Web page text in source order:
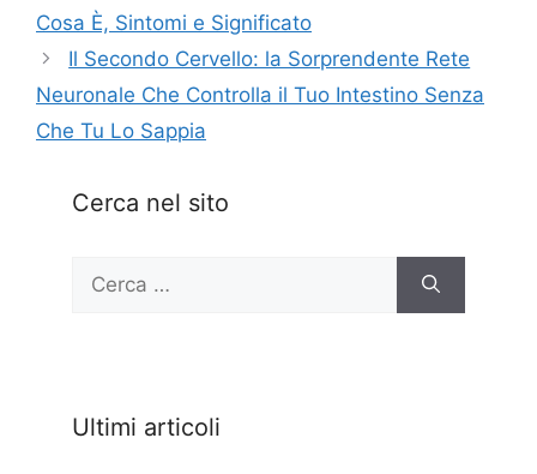
Cosa È, Sintomi e Significato
Il Secondo Cervello: la Sorprendente Rete
Neuronale Che Controlla il Tuo Intestino Senza
Che Tu Lo Sappia
Cerca nel sito
per:
Ultimi articoli